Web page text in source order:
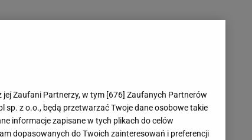
jej Zaufani Partnerzy, w tym [676] Zaufanych Partnerów
sp. z o.o., będą przetwarzać Twoje dane osobowe takie
informacje zapisane w tych plikach do celów
dopasowanych do Twoich zainteresowań i preferencji